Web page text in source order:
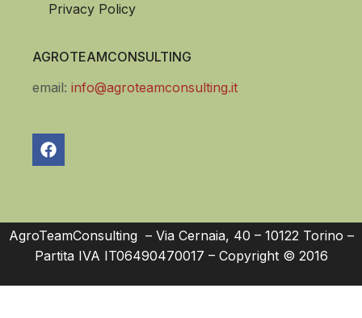
Privacy Policy
AGROTEAMCONSULTING
email: info@agroteamconsulting.it
AgroTeamConsulting – Via Cernaia, 40 – 10122 Torino –
Partita IVA IT06490470017 – Copyright © 2016